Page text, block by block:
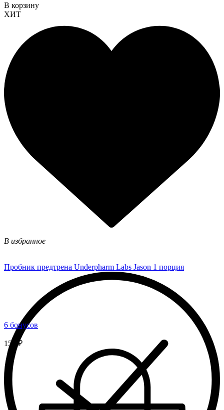
В корзину
ХИТ
В избранное
Пробник предтрена Underpharm Labs Jason 1 порция
6 бонусов
150 ₽